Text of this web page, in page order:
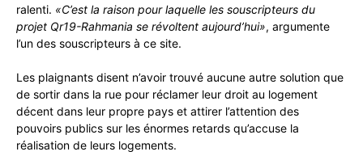
ralenti. «C’est la raison pour laquelle les souscripteurs du
projet Qr19-Rahmania se révoltent aujourd’hui», argumente
l’un des souscripteurs à ce site.
Les plaignants disent n’avoir trouvé aucune autre solution que
de sortir dans la rue pour réclamer leur droit au logement
décent dans leur propre pays et attirer l’attention des
pouvoirs publics sur les énormes retards qu’accuse la
réalisation de leurs logements.